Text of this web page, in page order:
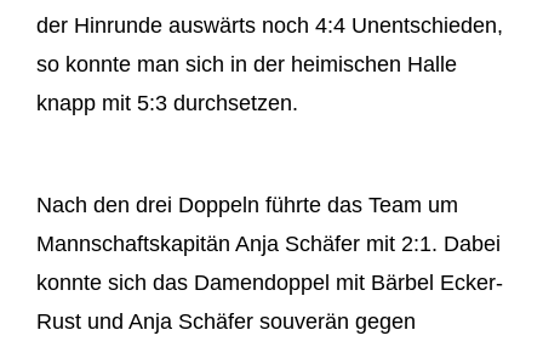
der Hinrunde auswärts noch 4:4 Unentschieden,
so konnte man sich in der heimischen Halle
knapp mit 5:3 durchsetzen.
Nach den drei Doppeln führte das Team um
Mannschaftskapitän Anja Schäfer mit 2:1. Dabei
konnte sich das Damendoppel mit Bärbel Ecker-
Rust und Anja Schäfer souverän gegen